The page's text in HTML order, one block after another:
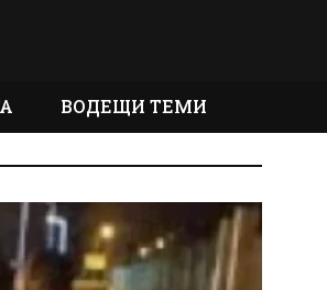
ВОДЕЩИ ТЕМИ